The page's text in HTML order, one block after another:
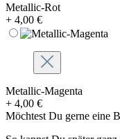
Metallic-Rot
+ 4,00 €
Metallic-Magenta
+ 4,00 €
Möchtest Du gerne eine